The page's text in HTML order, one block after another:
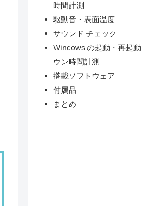
時間計測
駆動音・表面温度
サウンド チェック
Windows の起動・再起
ウン時間計測
搭載ソフトウェア
付属品
まとめ